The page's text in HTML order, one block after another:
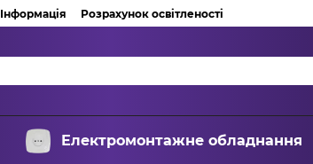
Інформація Розрахунок освітленості
Електромонтажне обладнання